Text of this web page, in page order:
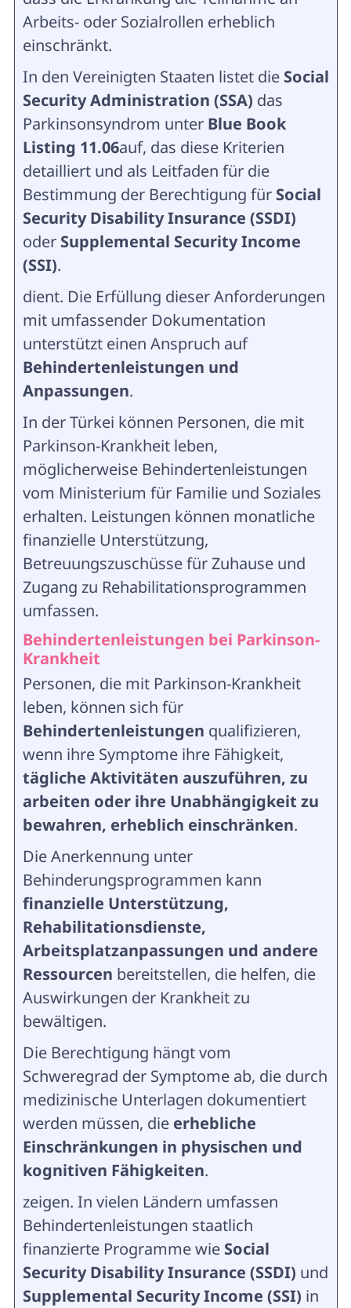
Arbeits- oder Sozialrollen erheblich
einschränkt.
In den Vereinigten Staaten listet die Social
Security Administration (SSA) das
Parkinsonsyndrom unter Blue Book
Listing 11.06auf, das diese Kriterien
detailliert und als Leitfaden für die
Bestimmung der Berechtigung für Social
Security Disability Insurance (SSDI)
oder Supplemental Security Income
(SSI).
dient. Die Erfüllung dieser Anforderungen
mit umfassender Dokumentation
unterstützt einen Anspruch auf
Behindertenleistungen und
Anpassungen.
In der Türkei können Personen, die mit
Parkinson-Krankheit leben,
möglicherweise Behindertenleistungen
vom Ministerium für Familie und Soziales
erhalten. Leistungen können monatliche
finanzielle Unterstützung,
Betreuungszuschüsse für Zuhause und
Zugang zu Rehabilitationsprogrammen
umfassen.
Behindertenleistungen bei Parkinson-
Krankheit
Personen, die mit Parkinson-Krankheit
leben, können sich für
Behindertenleistungen qualifizieren,
wenn ihre Symptome ihre Fähigkeit,
tägliche Aktivitäten auszuführen, zu
arbeiten oder ihre Unabhängigkeit zu
bewahren, erheblich einschränken.
Die Anerkennung unter
Behinderungsprogrammen kann
finanzielle Unterstützung,
Rehabilitationsdienste,
Arbeitsplatzanpassungen und andere
Ressourcen bereitstellen, die helfen, die
Auswirkungen der Krankheit zu
bewältigen.
Die Berechtigung hängt vom
Schweregrad der Symptome ab, die durch
medizinische Unterlagen dokumentiert
werden müssen, die erhebliche
Einschränkungen in physischen und
kognitiven Fähigkeiten.
zeigen. In vielen Ländern umfassen
Behindertenleistungen staatlich
finanzierte Programme wie Social
Security Disability Insurance (SSDI) und
Supplemental Security Income (SSI) in